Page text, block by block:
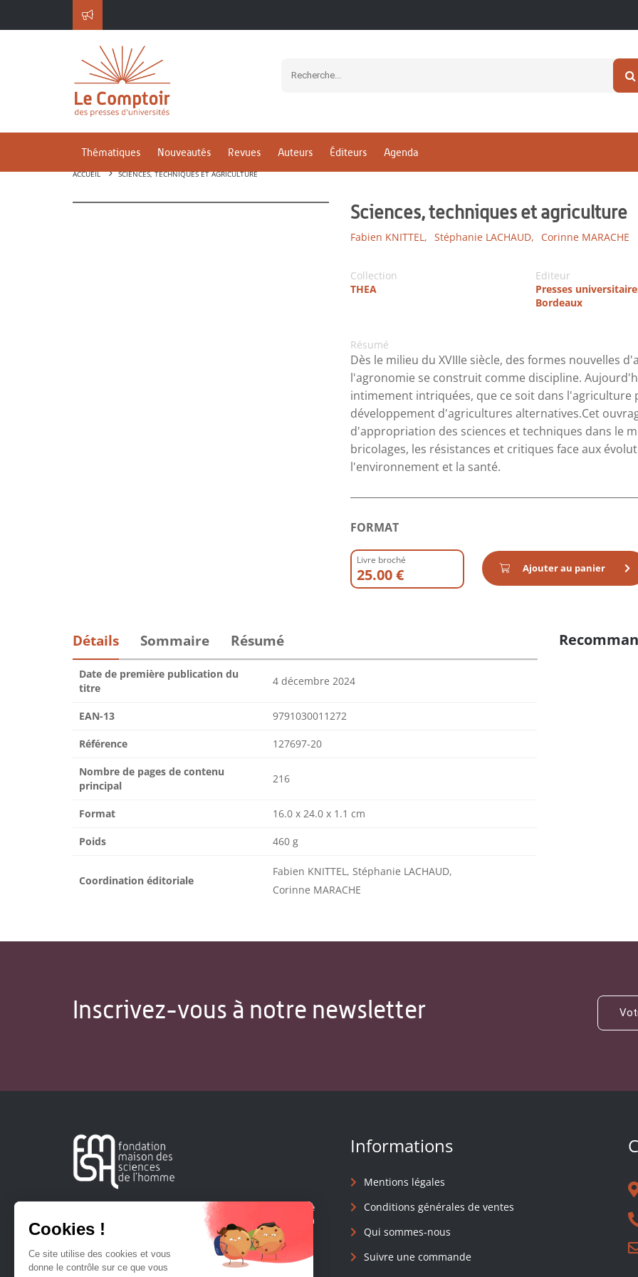
Thématiques Nouveautés Revues Auteurs Éditeurs Agenda
ACCUEIL SCIENCES, TECHNIQUES ET AGRICULTURE
Sciences, techniques et agriculture
Fabien KNITTEL, Stéphanie LACHAUD, Corinne MARACHE
Collection
THEA
Editeur
Presses
Bordeaux
Résumé
Dès le milieu du XVIIIe siècle, des formes nouvelles
l'agronomie se construit comme discipline.
intimement intriquées, que ce soit dans
développement d'agricultures alternatives.Cet
d'appropriation des sciences et techniques dans le
bricolages, les résistances et critiques face aux
l'environnement et la santé.
FORMAT
Livre broché
25.00 € Ajouter au panier
Détails Sommaire Résumé
Date de première publication du
titre
4 décembre 2024
EAN-13 9791030011272
Référence 127697-20
Nombre de pages de contenu
principal
216
Format 16.0 x 24.0 x 1.1 cm
Poids 460 g
Coordination éditoriale
Fabien KNITTEL, Stéphanie LACHAUD,
Corinne MARACHE
Inscrivez-vous à notre newsletter
Créée en 1963, la Fondation Maison Sciences de l'Homme
soutient la recherche et la diffusion des connaissances en
sciences humaines et sociales.
Informations
Mentions légales
Conditions générales de ventes
Qui sommes-nous
Suivre une commande